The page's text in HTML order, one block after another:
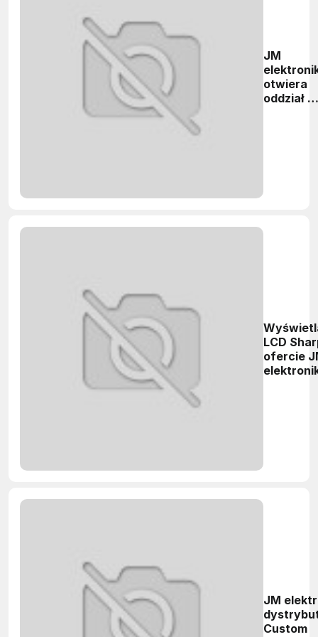
JM
otwiera
oddział w
LCD
ofercie
JM
Custom